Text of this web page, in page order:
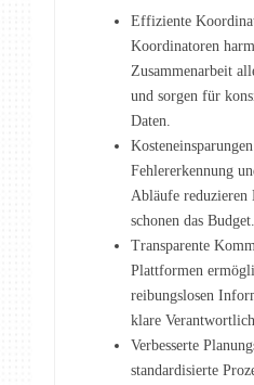
Effiziente
Koordinatoren
Zusammenarbeit
und sorgen für
Daten.
Fehlererkennung
Abläufe reduzieren
schonen das Budget.
Transparente
Plattformen
reibungslosen
klare
Verbesserte
standardisierte